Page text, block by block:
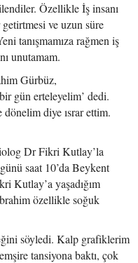
Özellikle İş insanı
ve uzun süre
tanışmamıza rağmen iş
unutamam.
Gürbüz,
gün erteleyelim’ dedi.
diye ısrar ettim.
Dr Fikri Kutlay’la
saat 10’da Beykent
Kutlay’a yaşadığım
özellikle soğuk
söyledi. Kalp grafiklerim
tansiyona baktı, çok